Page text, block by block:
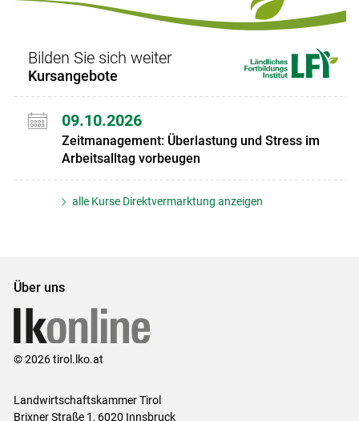
Bilden Sie sich weiter
Kursangebote
09.10.2026
Zeitmanagement: Überlastung und Stress im
Arbeitsalltag vorbeugen
alle Kurse Direktvermarktung anzeigen
Über uns
© 2026 tirol.lko.at
Landwirtschaftskammer Tirol
Brixner Straße 1, 6020 Innsbruck